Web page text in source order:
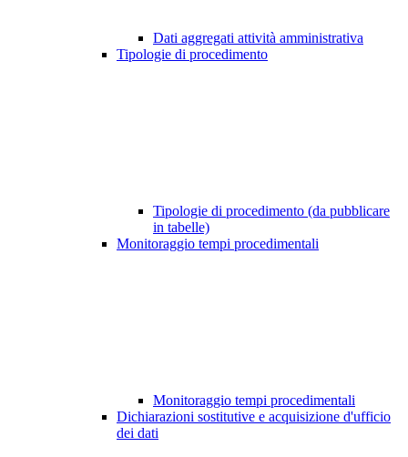
Dati aggregati attività amministrativa
Tipologie di procedimento
Tipologie di procedimento (da pubblicare
in tabelle)
Monitoraggio tempi procedimentali
Monitoraggio tempi procedimentali
Dichiarazioni sostitutive e acquisizione d'ufficio
dei dati